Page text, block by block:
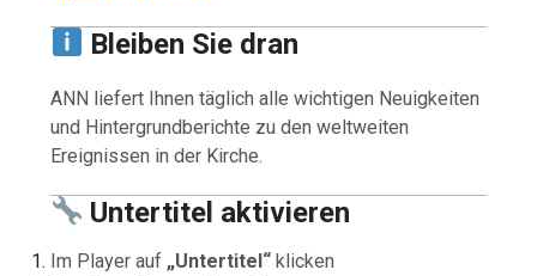
Bleiben Sie dran
ANN liefert Ihnen täglich alle wichtigen Neuigkeiten
und Hintergrundberichte zu den weltweiten
Ereignissen in der Kirche.
Untertitel aktivieren
Im Player auf „Untertitel“ klicken